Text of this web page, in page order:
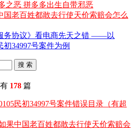
之恶 拼多多出生自带邪恶
国老百姓都敢去行使天价索赔会怎么
务协议》看电商先天之错 ——以
初34997号案件为例
搜 索
178 篇
民初34997号案件错误目录（有超
果中国老百姓都敢去行使天价索赔会